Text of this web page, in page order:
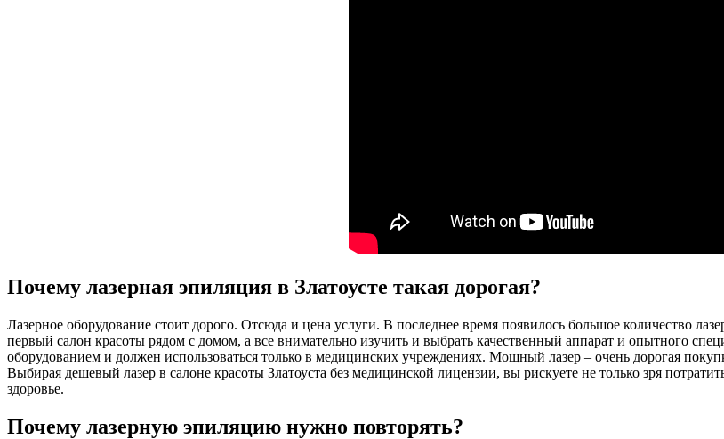
Почему лазерная эпиляция в Златоусте такая дорогая?
Лазерное оборудование стоит дорого. Отсюда и цена услуги. В последнее время появилось большое количество
первый салон красоты рядом с домом, а все внимательно изучить и выбрать качественный аппарат и опытного
оборудованием и должен использоваться только в медицинских учреждениях. Мощный лазер – очень дорогая
Выбирая дешевый лазер в салоне красоты Златоуста без медицинской лицензии, вы рискуете не только зря
здоровье.
Почему лазерную эпиляцию нужно повторять?